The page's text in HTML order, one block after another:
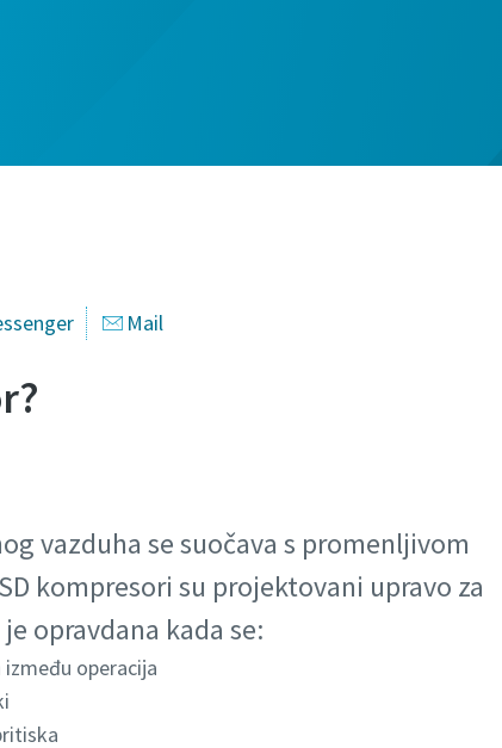
Mail
vazduha se suočava s promenljivom
kompresori su projektovani upravo za
opravdana kada se:
operacija